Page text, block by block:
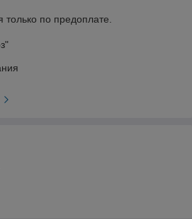
только по предоплате.